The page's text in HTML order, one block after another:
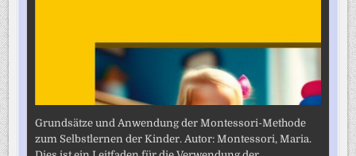
Grundsätze und Anwendung der Montessori-Methode
zum Selbstlernen der Kinder. Autor: Montessori, Maria.